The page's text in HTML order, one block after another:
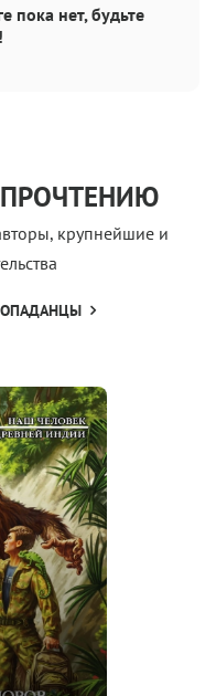
пока нет, будьте
крупнейшие и